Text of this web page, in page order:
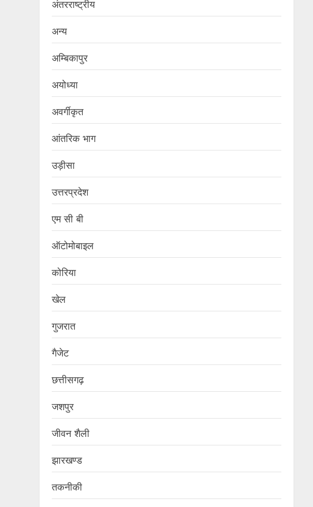
अंतरराष्ट्रीय
अन्य
अम्बिकापुर
अयोध्या
अवर्गीकृत
आंतरिक भाग
उड़ीसा
उत्तरप्रदेश
एम सी बी
ऑटोमोबाइल
कोरिया
खेल
गुजरात
गैजेट
छत्तीसगढ़
जशपुर
जीवन शैली
झारखण्ड
तकनीकी